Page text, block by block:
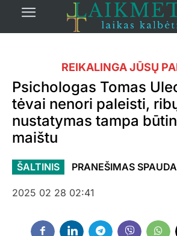
REIKALINGA JŪSŲ
Psichologas Tomas
tėvai nenori paleisti,
nustatymas tampa
maištu
ŠALTINIS PRANEŠIMAS
2025 02 28 02:41